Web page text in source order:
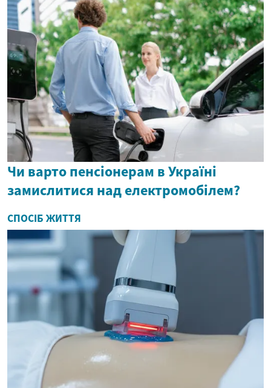
Чи варто пенсіонерам в Україні
замислитися над електромобілем?
СПОСІБ ЖИТТЯ